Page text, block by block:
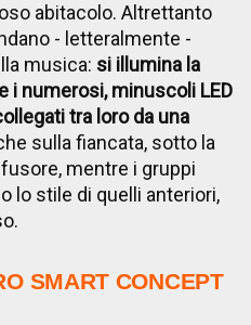
abitacolo. Altrettanto
- letteralmente -
musica: si illumina la
i numerosi, minuscoli LED
tra loro da una
sulla fiancata, sotto la
mentre i gruppi
lo stile di quelli anteriori,
SMART CONCEPT